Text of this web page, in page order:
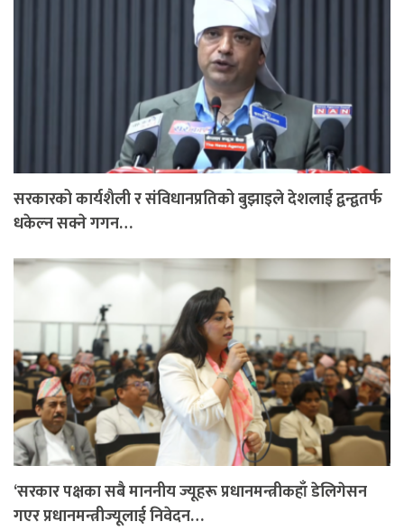
सरकारको कार्यशैली र संविधानप्रतिको बुझाइले देशलाई द्वन्द्वतर्फ
धकेल्न सक्ने गगन…
‘सरकार पक्षका सबै माननीय ज्यूहरू प्रधानमन्त्रीकहाँ डेलिगेसन
गएर प्रधानमन्त्रीज्यूलाई निवेदन…